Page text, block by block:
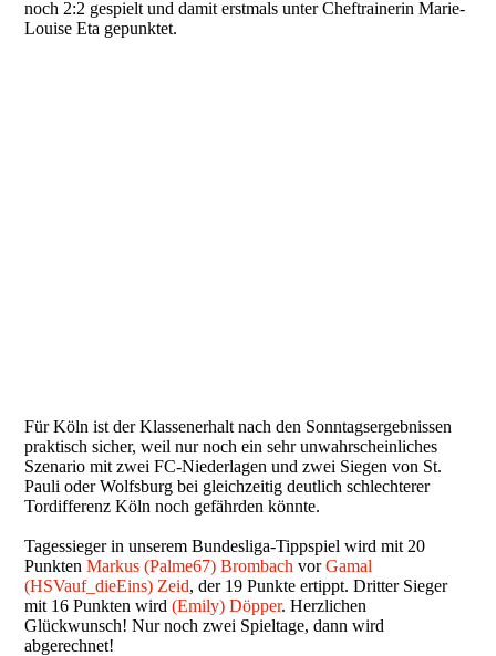
noch 2:2 gespielt und damit erstmals unter Cheftrainerin Marie-
Louise Eta gepunktet.
Für Köln ist der Klassenerhalt nach den Sonntagsergebnissen
praktisch sicher, weil nur noch ein sehr unwahrscheinliches
Szenario mit zwei FC-Niederlagen und zwei Siegen von St.
Pauli oder Wolfsburg bei gleichzeitig deutlich schlechterer
Tordifferenz Köln noch gefährden könnte.
Tagessieger in unserem Bundesliga-Tippspiel wird mit 20
PunktenMarkus (Palme67) Brombach vorGamal
(HSVauf_dieEins) Zeid, der 19 Punkte ertippt. Dritter Sieger
mit 16 Punkten wird(Emily) Döpper. Herzlichen
Glückwunsch! Nur noch zwei Spieltage, dann wird
abgerechnet!